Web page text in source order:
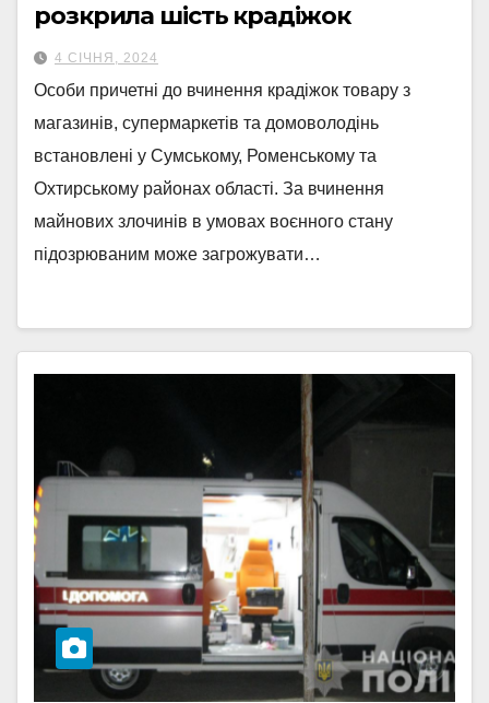
розкрила шість крадіжок
4 СІЧНЯ, 2024
Особи причетні до вчинення крадіжок товару з
магазинів, супермаркетів та домоволодінь
встановлені у Сумському, Роменському та
Охтирському районах області. За вчинення
майнових злочинів в умовах воєнного стану
підозрюваним може загрожувати…